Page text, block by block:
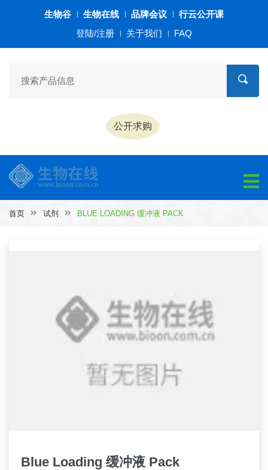
生物谷 生物在线 品牌会议
行云公开课
登陆/注册
关于我们 FAQ
公开求购
首页 试剂 BLUE LOADING 缓冲液 PACK
Blue Loading 缓冲液 Pack